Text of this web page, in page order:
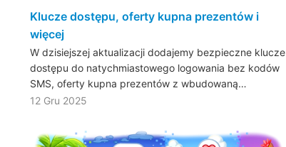
Klucze dostępu, oferty kupna prezentów i
więcej
W dzisiejszej aktualizacji dodajemy bezpieczne klucze
dostępu do natychmiastowego logowania bez kodów
SMS, oferty kupna prezentów z wbudowaną…
12 Gru 2025